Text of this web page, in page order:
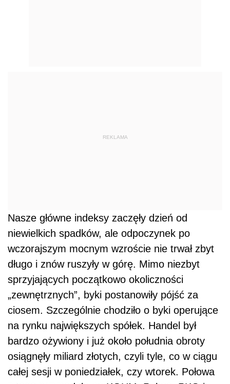
REKLAMA
Nasze główne indeksy zaczęły dzień od
niewielkich spadków, ale odpoczynek po
wczorajszym mocnym wzroście nie trwał zbyt
długo i znów ruszyły w górę. Mimo niezbyt
sprzyjających początkowo okoliczności
„zewnętrznych”, byki postanowiły pójść za
ciosem. Szczególnie chodziło o byki operujące
na rynku największych spółek. Handel był
bardzo ożywiony i już około południa obroty
osiągnęły miliard złotych, czyli tyle, co w ciągu
całej sesji w poniedziałek, czy wtorek. Połowa